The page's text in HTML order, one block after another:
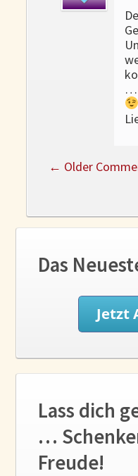
…
← Older
Das
Lass dich
…
Freude!